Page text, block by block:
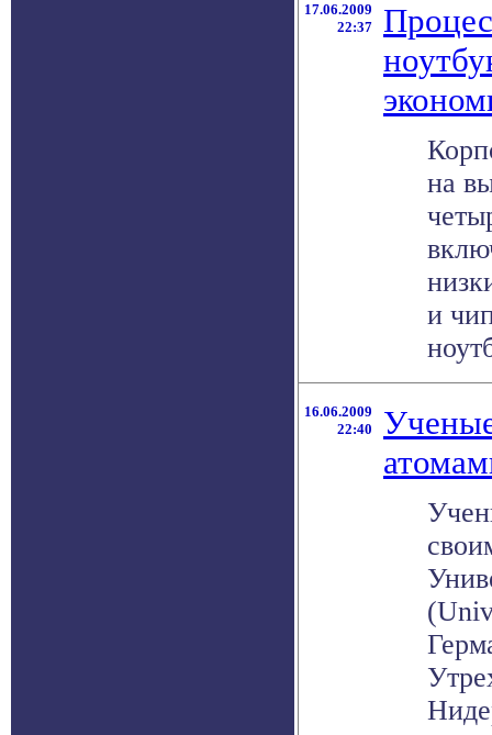
17.06.2009
22:37
на
и
16.06.2009
22:40